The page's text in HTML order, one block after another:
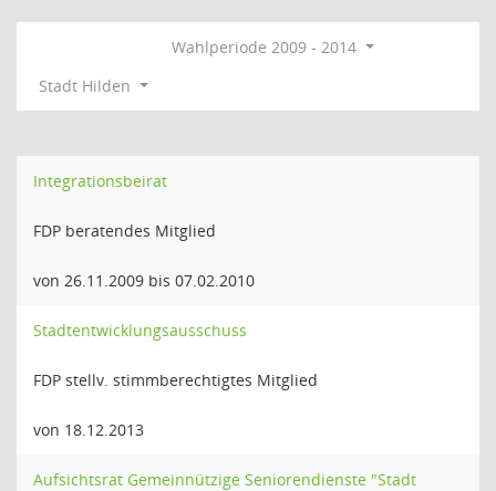
Wahlperiode 2009 - 2014
Stadt Hilden
Integrationsbeirat
FDP beratendes Mitglied
von 26.11.2009 bis 07.02.2010
Stadtentwicklungsausschuss
FDP stellv. stimmberechtigtes Mitglied
von 18.12.2013
Aufsichtsrat Gemeinnützige Seniorendienste "Stadt